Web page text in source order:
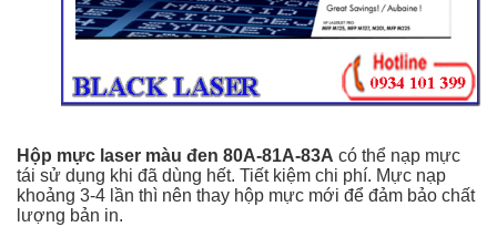
Hộp mực laser màu đen 80A-81A-83A có thể nạp mực
tái sử dụng khi đã dùng hết. Tiết kiệm chi phí. Mực nạp
khoảng 3-4 lần thì nên thay hộp mực mới để đảm bảo chất
lượng bản in.